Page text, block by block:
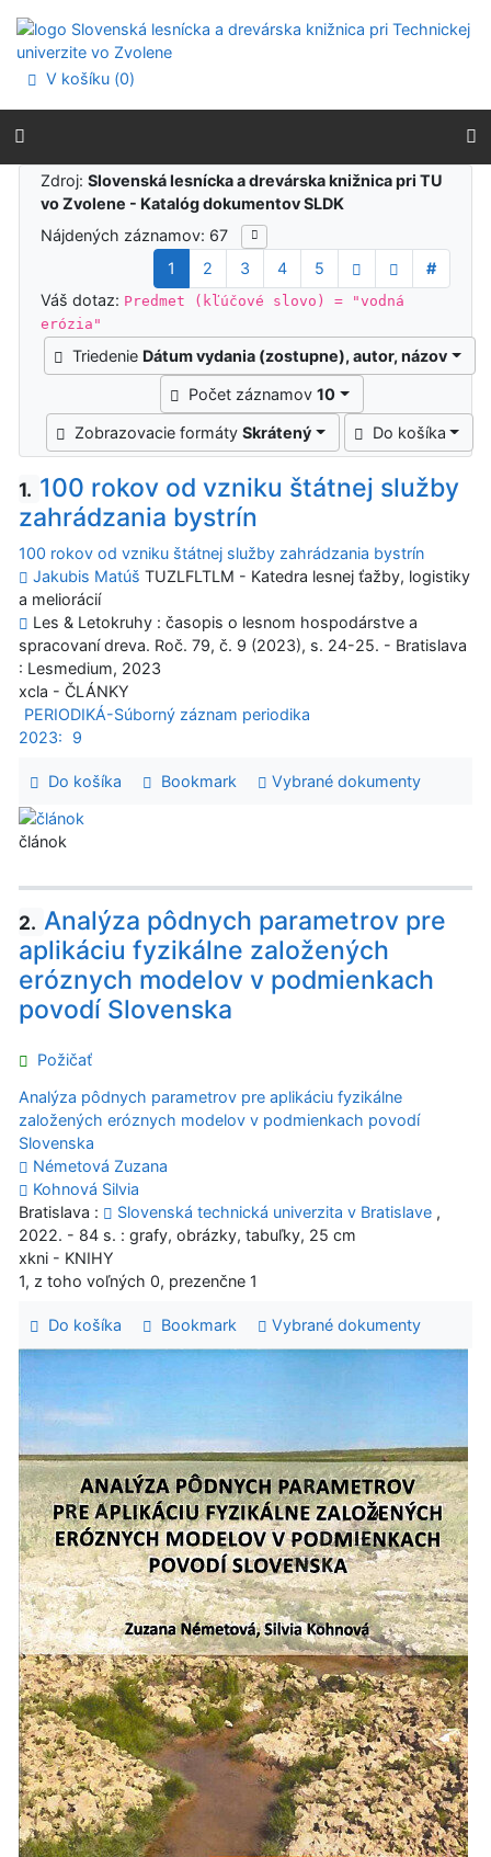
Prejsť na menu
Prehlásenie o webovej prístupnosti
V košíku (0)
Výsledky vyhľadávania
Zdroj:Slovenská lesnícka a drevárska knižnica pri TU
vo Zvolene - Katalóg dokumentov SLDK
Nájdených záznamov: 67
1
2 3 4 5
#
Váš dotaz: Predmet (kľúčové slovo) = "vodná
erózia"
Triedenie Dátum vydania (zostupne), autor, názov
Počet záznamov10
Zobrazovacie formátySkrátený Do košíka
1. 100 rokov od vzniku štátnej služby
zahrádzania bystrín
100 rokov od vzniku štátnej služby zahrádzania bystrín
Jakubis Matúš TUZLFLTLM - Katedra lesnej ťažby, logistiky
a meliorácií
Les & Letokruhy : časopis o lesnom hospodárstve a
spracovaní dreva. Roč. 79, č. 9 (2023), s. 24-25. - Bratislava
: Lesmedium, 2023
xcla - ČLÁNKY
PERIODIKÁ-Súborný záznam periodika
2023:
9
Do košíka Bookmark Vybrané dokumenty
článok
2. Analýza pôdnych parametrov pre
aplikáciu fyzikálne založených
eróznych modelov v podmienkach
povodí Slovenska
Požičať
Analýza pôdnych parametrov pre aplikáciu fyzikálne
založených eróznych modelov v podmienkach povodí
Slovenska
Németová Zuzana
Kohnová Silvia
Bratislava :
Slovenská technická univerzita v Bratislave ,
2022. - 84 s. : grafy, obrázky, tabuľky, 25 cm
xkni - KNIHY
1, z toho voľných 0, prezenčne 1
Do košíka Bookmark Vybrané dokumenty